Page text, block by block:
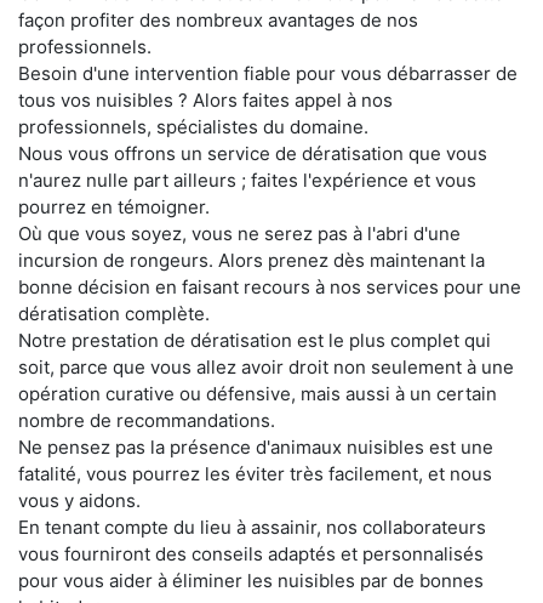
façon profiter des nombreux avantages de nos
professionnels.
Besoin d'une intervention fiable pour vous débarrasser de
tous vos nuisibles ? Alors faites appel à nos
professionnels, spécialistes du domaine.
Nous vous offrons un service de dératisation que vous
n'aurez nulle part ailleurs ; faites l'expérience et vous
pourrez en témoigner.
Où que vous soyez, vous ne serez pas à l'abri d'une
incursion de rongeurs. Alors prenez dès maintenant la
bonne décision en faisant recours à nos services pour une
dératisation complète.
Notre prestation de dératisation est le plus complet qui
soit, parce que vous allez avoir droit non seulement à une
opération curative ou défensive, mais aussi à un certain
nombre de recommandations.
Ne pensez pas la présence d'animaux nuisibles est une
fatalité, vous pourrez les éviter très facilement, et nous
vous y aidons.
En tenant compte du lieu à assainir, nos collaborateurs
vous fourniront des conseils adaptés et personnalisés
pour vous aider à éliminer les nuisibles par de bonnes